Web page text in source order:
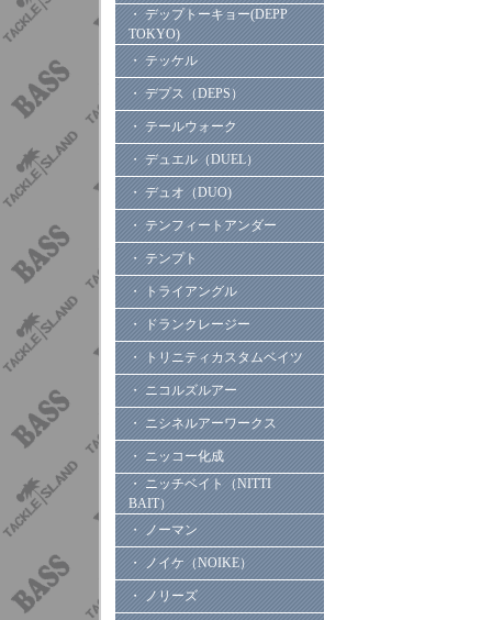
・ デップトーキョー(DEPP
TOKYO)
・ テッケル
・ デプス（DEPS）
・ テールウォーク
・ デュエル（DUEL）
・ デュオ（DUO)
・ テンフィートアンダー
・ テンプト
・ トライアングル
・ ドランクレージー
・ トリニティカスタムベイツ
・ ニコルズルアー
・ ニシネルアーワークス
・ ニッコー化成
・ ニッチベイト（NITTI
BAIT）
・ ノーマン
・ ノイケ（NOIKE）
・ ノリーズ